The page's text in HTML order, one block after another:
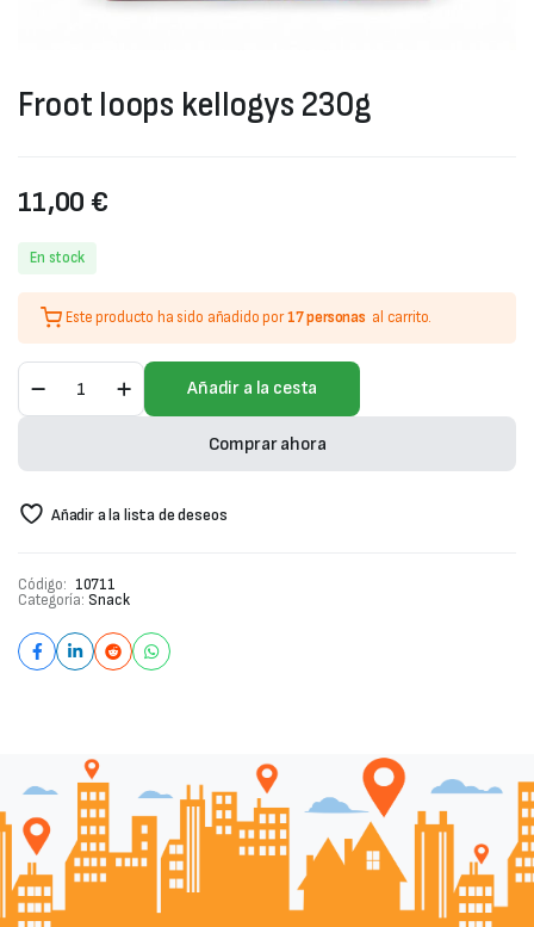
Froot loops kellogys 230g
11,00€
En stock
Este producto ha sido añadido por17 personas al carrito.
loops
kellogys
Añadir a la cesta
Comprar ahora
Añadir a la lista de deseos
Código: 10711
Categoría: Snack